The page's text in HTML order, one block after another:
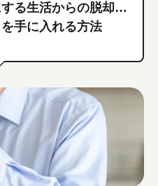
る生活からの脱却…
手に入れる方法